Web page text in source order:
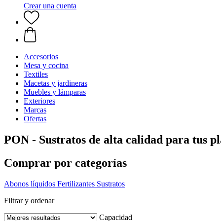
Crear una cuenta
Accesorios
Mesa y cocina
Textiles
Macetas y jardineras
Muebles y lámparas
Exteriores
Marcas
Ofertas
PON - Sustratos de alta calidad para tus
Comprar por categorías
Abonos líquidos Fertilizantes Sustratos
Filtrar y ordenar
Capacidad